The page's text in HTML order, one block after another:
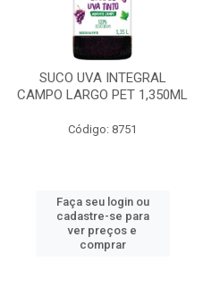
SUCO UVA INTEGRAL
CAMPO LARGO PET 1,350ML
Código: 8751
Faça seu login ou
cadastre-se para
ver preços e
comprar